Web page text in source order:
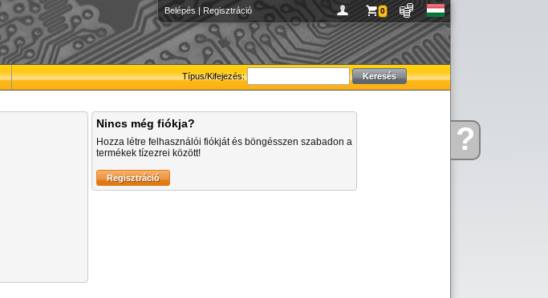
Kérdése?
Belépés | Regisztráció 0
Típus/Kifejezés:
Nincs még fiókja?
Hozza létre felhasználói fiókját és böngésszen szabadon a
termékek tízezrei között!